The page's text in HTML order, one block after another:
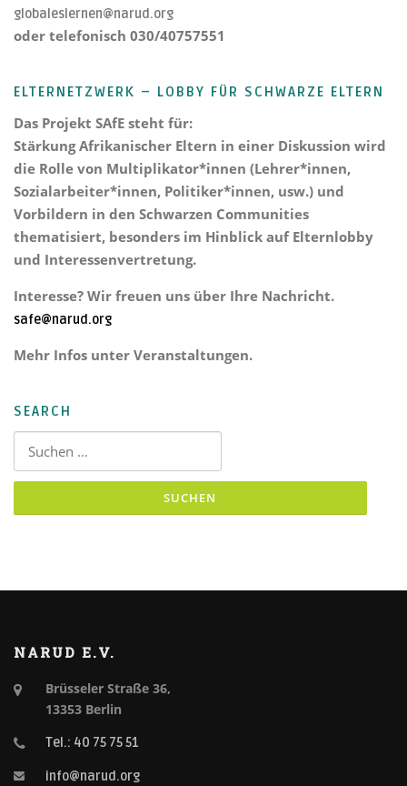
globaleslernen@narud.org
oder telefonisch 030/40757551
ELTERNETZWERK – LOBBY FÜR SCHWARZE ELTERN
Das Projekt SAfE steht für:
Stärkung Afrikanischer Eltern in einer Diskussion wird
die Rolle von Multiplikator*innen (Lehrer*innen,
Sozialarbeiter*innen, Politiker*innen, usw.) und
Vorbildern in den Schwarzen Communities
thematisiert, besonders im Hinblick auf Elternlobby
und Interessenvertretung.
Interesse? Wir freuen uns über Ihre Nachricht.
safe@narud.org
Mehr Infos unter Veranstaltungen.
SEARCH
Suchen nach:
NARUD E.V.
Brüsseler Straße 36,
13353 Berlin
Tel.: 40 75 75 51
info@narud.org